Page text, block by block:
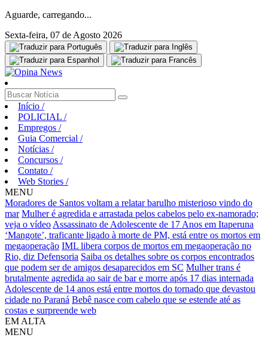
Aguarde, carregando...
Sexta-feira, 07 de Agosto 2026
Início /
POLICIAL /
Empregos /
Guia Comercial /
Notícias /
Concursos /
Contato /
Web Stories /
MENU
Moradores de Santos voltam a relatar barulho misterioso vindo do
mar Mulher é agredida e arrastada pelos cabelos pelo ex-namorado;
veja o vídeo Assassinato de Adolescente de 17 Anos em Itaperuna
‘Mangote’, traficante ligado à morte de PM, está entre os mortos em
megaoperação IML libera corpos de mortos em megaoperação no
Rio, diz Defensoria Saiba os detalhes sobre os corpos encontrados
que podem ser de amigos desaparecidos em SC Mulher trans é
brutalmente agredida ao sair de bar e morre após 17 dias internada
Adolescente de 14 anos está entre mortos do tornado que devastou
cidade no Paraná Bebê nasce com cabelo que se estende até as
costas e surpreende web
EM ALTA
MENU